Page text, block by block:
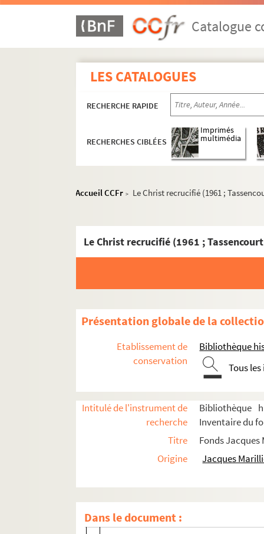
Catalogue
LES CATALOGUES
RECHERCHE RAPIDE
RECHERCHES CIBLÉES
Imprimés
multimédia
Accueil CCFr > Le Christ recrucifié (1961 ;
Le Christ recrucifié (1961 ;
Présentation globale de la
Etablissement de
conservation
Bibliothèque
Tous
Intitulé de l'instrument de
recherche
Bibliothèque
Inventaire du
Titre
Fonds
Origine
Jacques
Dans le document :
Biographie
Scénographies pour le théâtre et l'opéra
Années 1947-1959
Années 1960-1969
Le sexe et le néant (1960 ;
Vive de... (1960 ; Dupuy)
Athalie (1961 ; Tassencourt)
Douce Annabelle (1961 ; Maistre)